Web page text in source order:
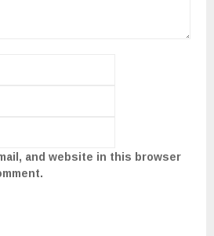
and website in this browser